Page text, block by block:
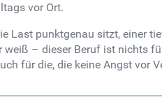
vor Ort.
Last punktgenau sitzt, einer
– dieser Beruf ist nichts
für die, die keine Angst vor